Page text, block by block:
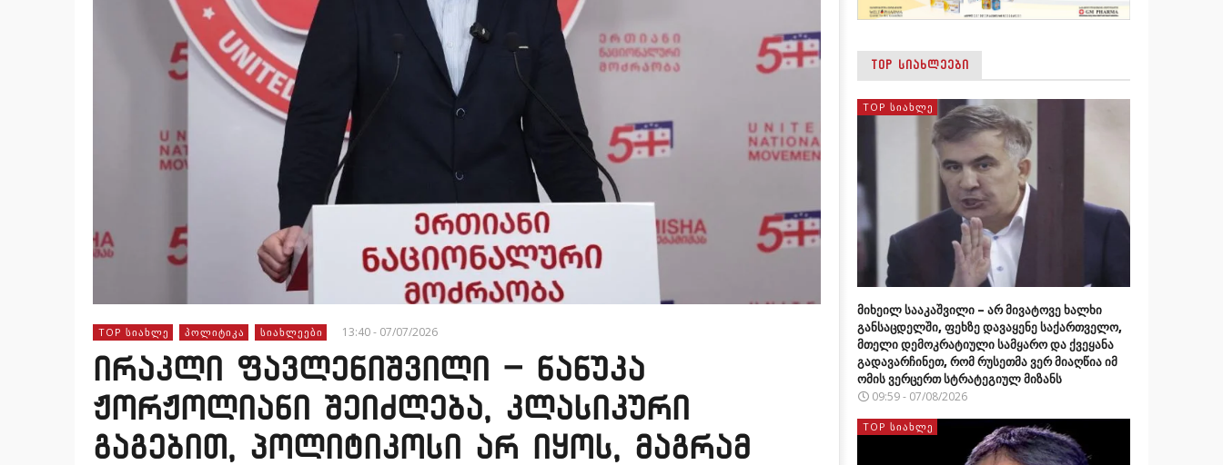
TOP ᲡᲘᲐᲮᲚᲔ ᲞᲝᲚᲘᲢᲘᲙᲐ ᲡᲘᲐᲮᲚᲔᲔᲑᲘ 13:40 - 07/07/2026
ირაკლი ფავლენიშვილი – ნანუკა
ჟორჟოლიანი შეიძლება, კლასიკური
გაგებით, პოლიტიკოსი არ იყოს, მაგრამ
TOP ᲡᲘᲐᲮᲚᲔᲔᲑᲘ
TOP ᲡᲘᲐᲮᲚᲔ
მიხეილ სააკაშვილი – არ მივატოვე ხალხი
განსაცდელში, ფეხზე დავაყენე საქართველო,
მთელი დემოკრატიული სამყარო და ქვეყანა
გადავარჩინეთ, რომ რუსეთმა ვერ მიაღწია იმ
ომის ვერცერთ სტრატეგიულ მიზანს
09:59 - 07/08/2026
TOP ᲡᲘᲐᲮᲚᲔ